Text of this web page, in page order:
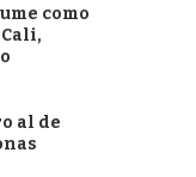
como
al de